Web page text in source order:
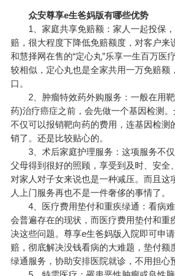
众安尊享e生爸妈版有哪些优势
1、家庭共享免赔额：家人一起投保，
赔，很大程度下降低免赔额度，对客户来
和慧择网在售的“定心丸”乐享一生百万医
较相似，定心丸也是全家共用一万免赔额
口。
2、肿瘤特效药外购服务：一般在用靶
药)治疗癌症之前，会先做一个基因检测
不仅可以报销靶向药的费用，连基因检测
销了。还是比较贴心的。
3、术后家庭护理服务：这项服务不仅
父母得到很好的照顾，享受到及时、安全
对家人对子女来说也是一种减压。而且这
人上门服务再也不是一件奢侈的事情了。
4、医疗费用垫付和重疾绿通：看病难
会普遍存在的现状，而医疗费用垫付和重
决这些问题。尊享e生爸妈版入院即可申
赔，彻底解决没钱看病的大难题，垫付额
绿通服务，协助安排医院就诊，不用担心